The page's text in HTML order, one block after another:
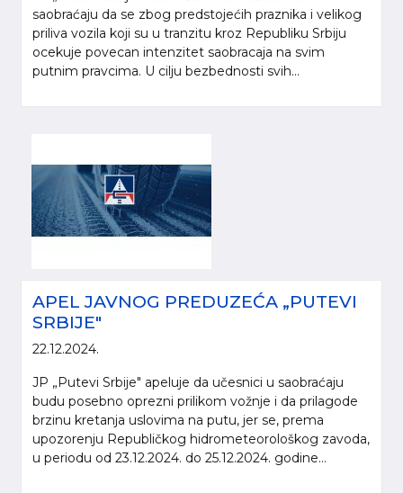
saobraćaju da se zbog predstojećih praznika i velikog
priliva vozila koji su u tranzitu kroz Republiku Srbiju
ocekuje povecan intenzitet saobracaja na svim
putnim pravcima. U cilju bezbednosti svih...
APEL JAVNOG PREDUZEĆA „PUTEVI
SRBIJE"
22.12.2024.
JP „Putevi Srbije" apeluje da učesnici u saobraćaju
budu posebno oprezni prilikom vožnje i da prilagode
brzinu kretanja uslovima na putu, jer se, prema
upozorenju Republičkog hidrometeorološkog zavoda,
u periodu od 23.12.2024. do 25.12.2024. godine...